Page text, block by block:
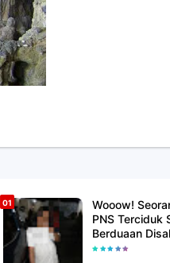
Wooow!
PNS Terciduk
Berduaan
Kamar Hotel